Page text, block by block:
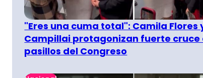
"Eres una cuma total": Camila Flores
Campillai protagonizan fuerte cruce
pasillos del Congreso